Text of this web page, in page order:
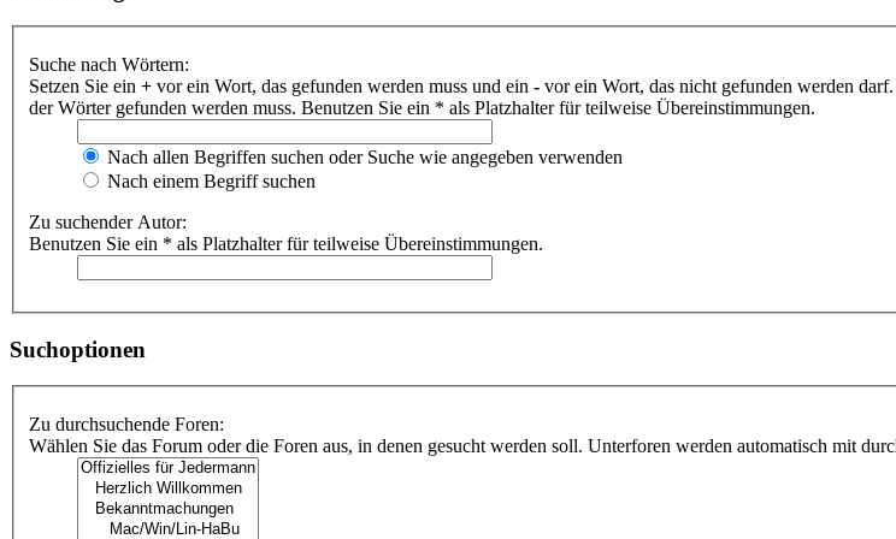
Suche nach Wörtern:
Setzen Sie ein + vor ein Wort, das gefunden werden muss und ein - vor ein Wort, das nicht gefunden werden
der Wörter gefunden werden muss. Benutzen Sie ein * als Platzhalter für teilweise Übereinstimmungen.
Nach allen Begriffen suchen oder Suche wie angegeben verwenden
Nach einem Begriff suchen
Zu suchender Autor:
Benutzen Sie ein * als Platzhalter für teilweise Übereinstimmungen.
Suchoptionen
Zu durchsuchende Foren:
Wählen Sie das Forum oder die Foren aus, in denen gesucht werden soll. Unterforen werden automatisch mit